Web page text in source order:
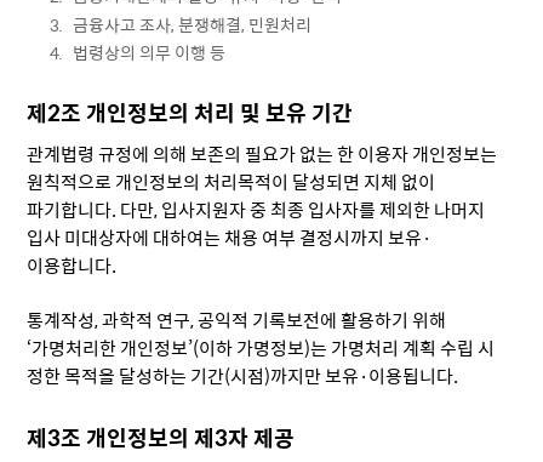
금융사고 조사, 분쟁해결, 민원처리
법령상의 의무 이행 등
제2조 개인정보의 처리 및 보유 기간
관계법령 규정에 의해 보존의 필요가 없는 한 이용자 개인정보는
원칙적으로 개인정보의 처리목적이 달성되면 지체 없이
파기합니다. 다만, 입사지원자 중 최종 입사자를 제외한 나머지
입사 미대상자에 대하여는 채용 여부 결정시까지 보유·
이용합니다.
통계작성, 과학적 연구, 공익적 기록보전에 활용하기 위해
‘가명처리한 개인정보’(이하 가명정보)는 가명처리 계획 수립 시
정한 목적을 달성하는 기간(시점)까지만 보유·이용됩니다.
제3조 개인정보의 제3자 제공